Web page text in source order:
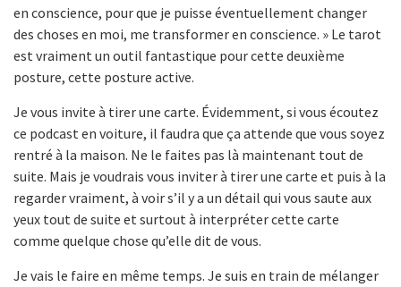
en conscience, pour que je puisse éventuellement changer
des choses en moi, me transformer en conscience. » Le tarot
est vraiment un outil fantastique pour cette deuxième
posture, cette posture active.
Je vous invite à tirer une carte. Évidemment, si vous écoutez
ce podcast en voiture, il faudra que ça attende que vous soyez
rentré à la maison. Ne le faites pas là maintenant tout de
suite. Mais je voudrais vous inviter à tirer une carte et puis à la
regarder vraiment, à voir s’il y a un détail qui vous saute aux
yeux tout de suite et surtout à interpréter cette carte
comme quelque chose qu’elle dit de vous.
Je vais le faire en même temps. Je suis en train de mélanger